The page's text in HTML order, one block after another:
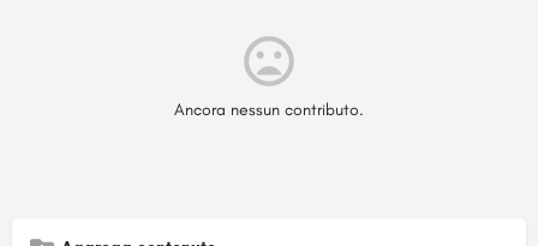
Ancora nessun contributo.